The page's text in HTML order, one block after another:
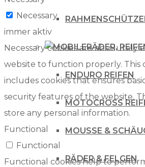
RÄDER,
ENDURO REIFEN
MOTOCROSS
MOUSSE &
RÄDER & FELGEN
Necessary
immer aktiv
Necessary cookies are absolutely
website to function properly. This
includes cookies that ensures
security features of the website.
store any personal information.
Functional
Functional
Functional cookies help to